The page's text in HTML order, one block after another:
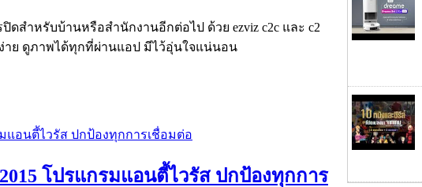
ดสำหรับบ้านหรือสำนักงานอีกต่อไป ด้วย ezviz c2c และ c2
าย ดูภาพได้ทุกที่ผ่านแอป มีไว้อุ่นใจแน่นอน
โปรแกรมแอนตี้ไวรัส ปกป้องทุกการ